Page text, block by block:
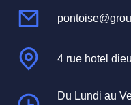
4 rue hotel
Du Lundi au